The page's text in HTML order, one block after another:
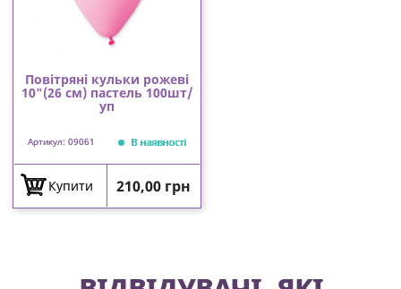
Повітряні кульки рожеві
10"(26 см) пастель 100шт/
уп
Артикул: 09061 В наявності
Купити Ціна
210,00 грн